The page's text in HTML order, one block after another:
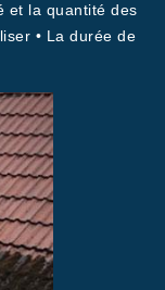
et la quantité des
• La durée de